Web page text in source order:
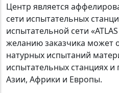
Центр является
сети испытательных
испытательной сети
желанию заказчика может
натурных испытаний
испытательных станциях
Азии, Африки и Европы.